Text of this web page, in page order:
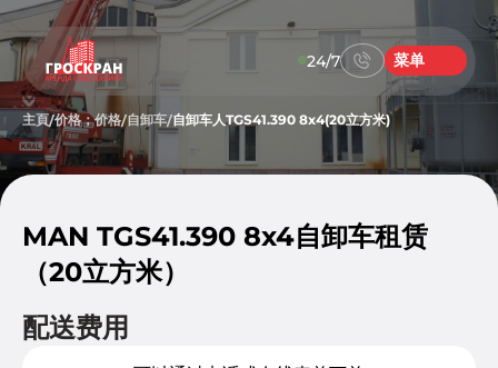
24/7 菜单
主頁/价格；价格/自卸车/自卸车人TGS41.390 8x4(20立方米)
MAN TGS41.390 8x4自卸车租赁
（20立方米）
配送费用